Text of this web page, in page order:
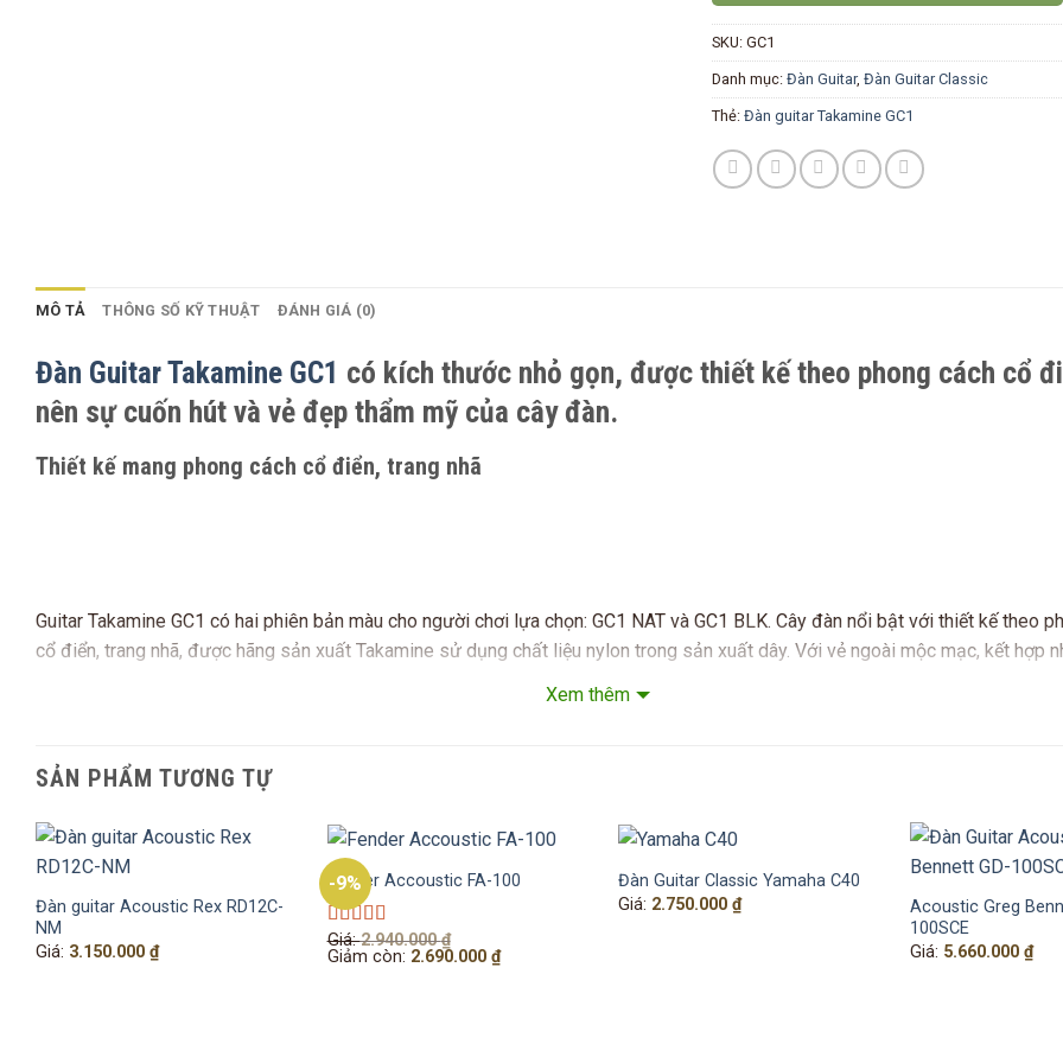
SKU: GC1
Danh mục: Đàn Guitar, Đàn Guitar Classic
Thẻ: Đàn guitar Takamine GC1
MÔ TẢ THÔNG SỐ KỸ THUẬT ĐÁNH GIÁ (0)
Đàn Guitar Takamine GC1 có kích thước nhỏ gọn, được thiết kế theo phong cách cổ
nên sự cuốn hút và vẻ đẹp thẩm mỹ của cây đàn.
Thiết kế mang phong cách cổ điển, trang nhã
Guitar Takamine GC1 có hai phiên bản màu cho người chơi lựa chọn: GC1 NAT và GC1 BLK. Cây đàn nổi bật với thiết kế theo
cổ điển, trang nhã, được hãng sản xuất Takamine sử dụng chất liệu nylon trong sản xuất dây. Với vẻ ngoài mộc mạc, kết hợp
dành cho bạn.
Đặc điểm nổi bật
Đàn Guitar Takamine GC1 thích hợp cho việc độc tấu, hòa âm hoặc đệm hát cho những dòng nhạc trữ tình, nhẹ nhàng, tình
Kiểu ghép cần đàn dovetail,
Xem thêm
SẢN PHẨM TƯƠNG TỰ
Đàn guitar Acoustic Rex RD12C-
NM
Giá: 3.150.000 ₫
-9%
Fender Accoustic FA-100
Được xếp
hạng 5.005
Giá:2.940.000₫
gốc
Giảm còn: 2.690.000 ₫Giá
hiện
Đàn Guitar Classic Yamaha C40
Giá: 2.750.000₫
Acoustic Greg
100SCE
Giá: 5.660.000₫